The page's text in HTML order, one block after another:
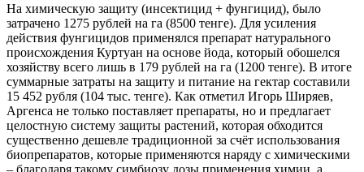
На химическую защиту (инсектицид + фунгицид), было
затрачено 1275 рублей на га (8500 тенге). Для усиления
действия фунгицидов применялся препарат натурального
происхождения Куртуан на основе йода, который обошелся
хозяйству всего лишь в 179 рублей на га (1200 тенге). В итоге
суммарные затраты на защиту и питание на гектар составили
15 452 рубля (104 тыс. тенге). Как отметил Игорь Ширяев,
Аргенса не только поставляет препараты, но и предлагает
целостную систему защиты растений, которая обходится
существенно дешевле традиционной за счёт использования
биопрепаратов, которые применяются наряду с химическими
– благодаря такому симбиозу дозы применения химии, а